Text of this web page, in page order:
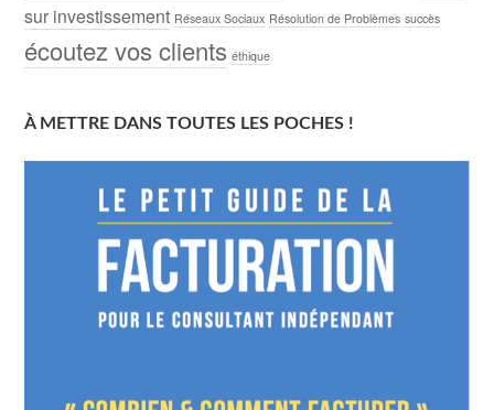
sur investissement Réseaux Sociaux Résolution de Problèmes succès
écoutez vos clients éthique
À METTRE DANS TOUTES LES POCHES !